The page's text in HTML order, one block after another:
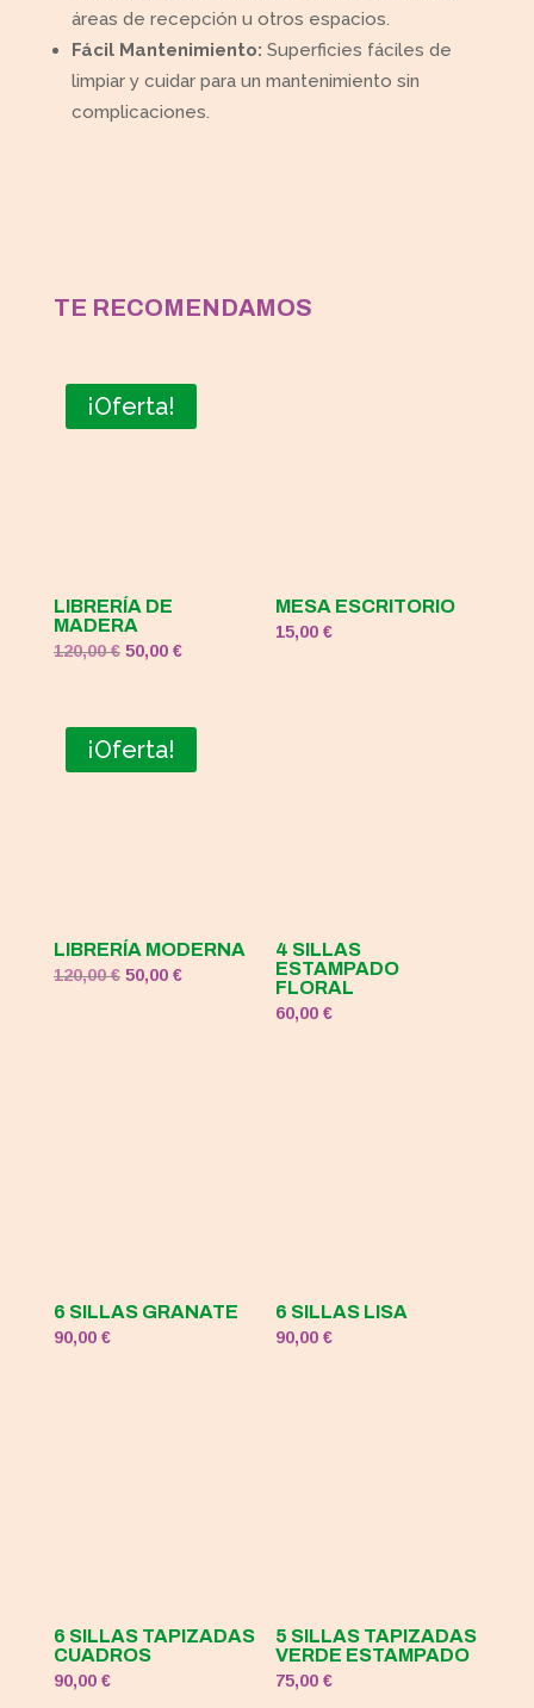
áreas de recepción u otros espacios.
Fácil Mantenimiento: Superficies fáciles de
limpiar y cuidar para un mantenimiento sin
complicaciones.
TE RECOMENDAMOS
¡Oferta!
LIBRERÍA DE
MADERA
120,00€ El
era:
120,00 €.
50,00 €El
50,00 €.
MESA ESCRITORIO
15,00€
¡Oferta!
LIBRERÍA MODERNA
120,00€ El
50,00 €El
4 SILLAS
ESTAMPADO
FLORAL
60,00€
6 SILLAS GRANATE
90,00 €
6 SILLAS LISA
90,00€
6 SILLAS TAPIZADAS
CUADROS
90,00 €
5 SILLAS TAPIZADAS
VERDE ESTAMPADO
75,00€